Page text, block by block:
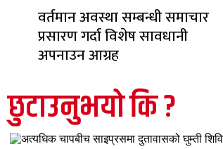
वर्तमान अवस्था सम्बन्धी समाचार
प्रसारण गर्दा विशेष सावधानी
अपनाउन आग्रह
छुटाउनुभयो कि ?